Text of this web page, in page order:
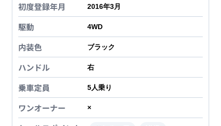
初度登録年月 2016年3月
駆動 4WD
内装色 ブラック
ハンドル 右
乗車定員 5人乗り
ワンオーナー ×